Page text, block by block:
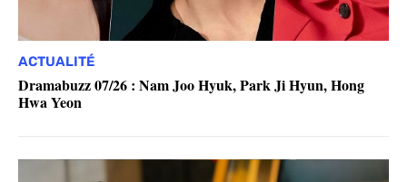
ACTUALITÉ
Dramabuzz 07/26 : Nam Joo Hyuk, Park Ji Hyun, Hong
Hwa Yeon